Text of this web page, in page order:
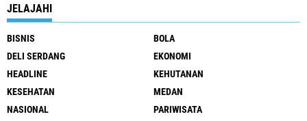
JELAJAHI
BISNIS
BOLA
DELI SERDANG
EKONOMI
HEADLINE
KEHUTANAN
KESEHATAN
MEDAN
NASIONAL
PARIWISATA